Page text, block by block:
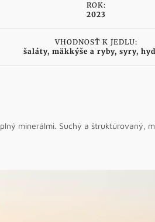
ROK:
2023
VHODNOSŤ K JEDLU:
šaláty, mäkkýše a ryby, syry,
plný minerálmi. Suchý a štruktúrovaný,